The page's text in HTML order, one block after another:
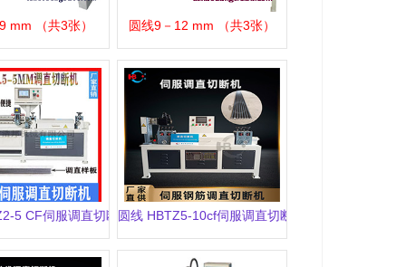
mm （共3张） 圆线9－12 mm （共3张）
5 CF伺服调直切断机圆线 HBTZ5-10cf伺服调直切断机